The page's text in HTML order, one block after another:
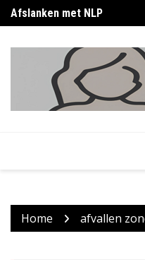
Skip
to
Afslanken met NLP
Home afvallen